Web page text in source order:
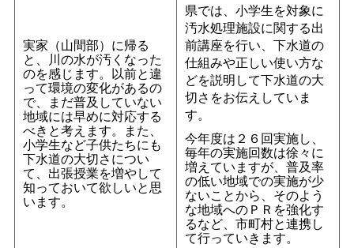
実家（山間部）に帰る
と、川の水が汚くなった
のを感じます。以前と違
って環境の変化があるの
で、まだ普及していない
地域には早めに対応する
べきと考えます。また、
小学生など子供たちにも
下水道の大切さについ
て、出張授業を増やして
知っておいて欲しいと思
います。
県では、小学生を対象に
汚水処理施設に関する出
前講座を行い、下水道の
仕組みや正しい使い方な
どを説明して下水道の大
切さをお伝えしていま
す。
今年度は２６回実施し、
毎年の実施回数は徐々に
増えていますが、普及率
の低い地域での実施が少
ないことから、そのよう
な地域へのＰＲを強化す
るなど、市町村と連携し
て行っていきます。